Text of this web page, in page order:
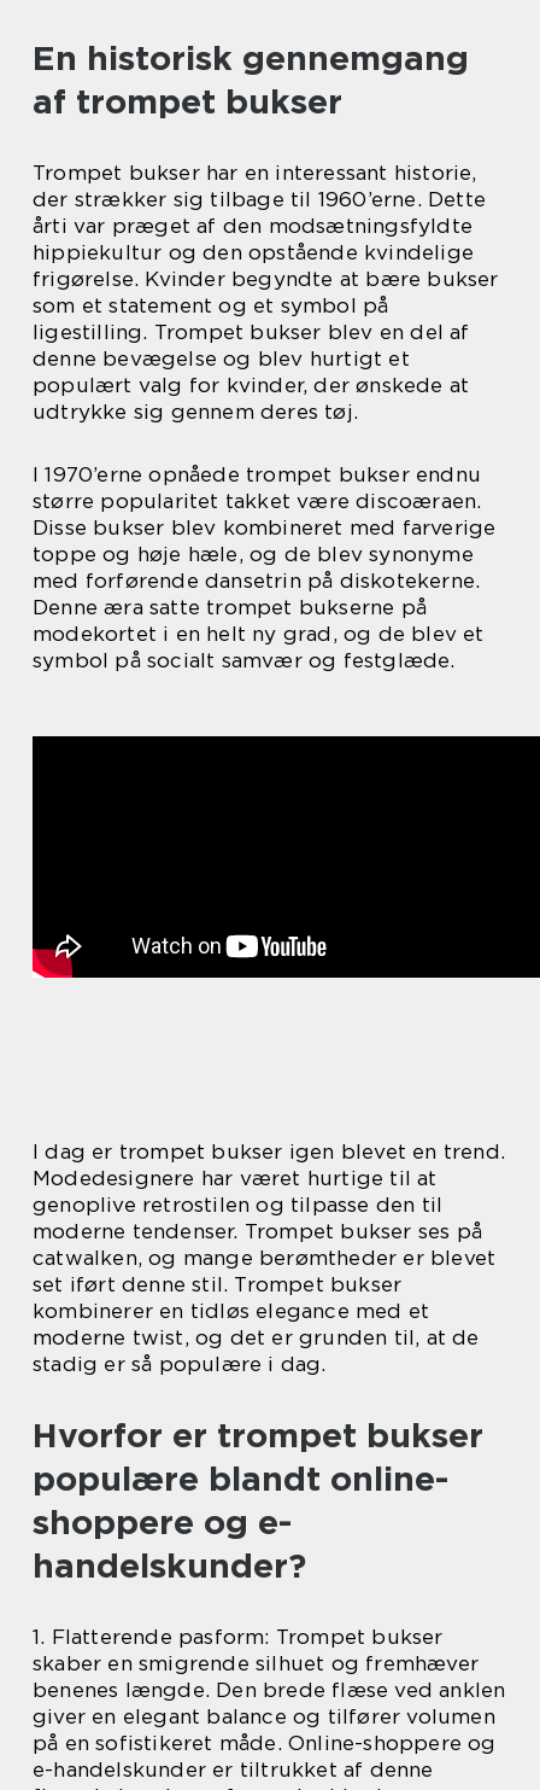
En historisk gennemgang
af trompet bukser
Trompet bukser har en interessant historie,
der strækker sig tilbage til 1960’erne. Dette
årti var præget af den modsætningsfyldte
hippiekultur og den opstående kvindelige
frigørelse. Kvinder begyndte at bære bukser
som et statement og et symbol på
ligestilling. Trompet bukser blev en del af
denne bevægelse og blev hurtigt et
populært valg for kvinder, der ønskede at
udtrykke sig gennem deres tøj.
I 1970’erne opnåede trompet bukser endnu
større popularitet takket være discoæraen.
Disse bukser blev kombineret med farverige
toppe og høje hæle, og de blev synonyme
med forførende dansetrin på diskotekerne.
Denne æra satte trompet bukserne på
modekortet i en helt ny grad, og de blev et
symbol på socialt samvær og festglæde.
I dag er trompet bukser igen blevet en trend.
Modedesignere har været hurtige til at
genoplive retrostilen og tilpasse den til
moderne tendenser. Trompet bukser ses på
catwalken, og mange berømtheder er blevet
set iført denne stil. Trompet bukser
kombinerer en tidløs elegance med et
moderne twist, og det er grunden til, at de
stadig er så populære i dag.
Hvorfor er trompet bukser
populære blandt online-
shoppere og e-
handelskunder?
1. Flatterende pasform: Trompet bukser
skaber en smigrende silhuet og fremhæver
benenes længde. Den brede flæse ved anklen
giver en elegant balance og tilfører volumen
på en sofistikeret måde. Online-shoppere og
e-handelskunder er tiltrukket af denne